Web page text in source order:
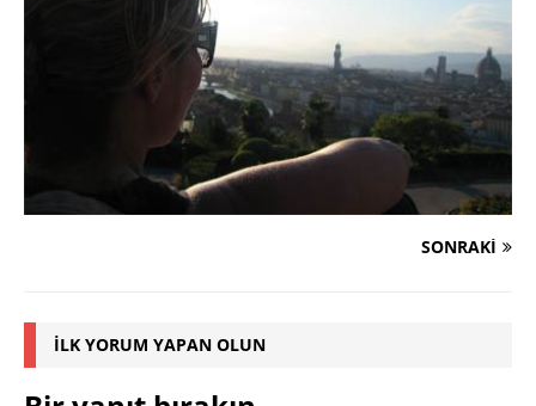
SONRAKI
İLK YORUM YAPAN OLUN